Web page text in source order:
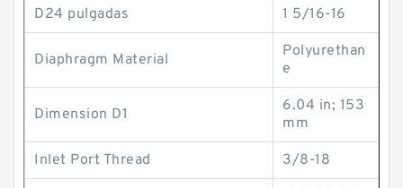
D24 pulgadas 1 5/16-16
Diaphragm Material
Polyurethan
e
Dimension D1
6.04 in; 153
mm
Inlet Port Thread 3/8-18